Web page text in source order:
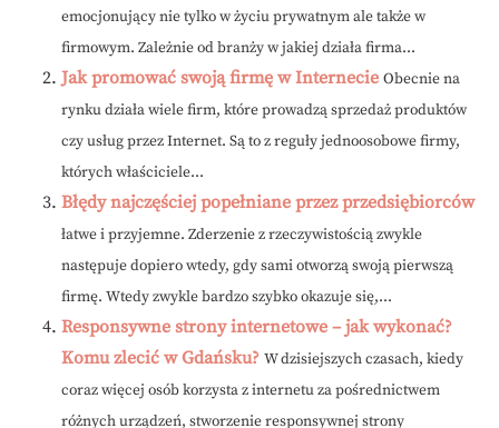
emocjonujący nie tylko w życiu prywatnym ale także w
firmowym. Zależnie od branży w jakiej działa firma...
Jak promować swoją firmę w Internecie Obecnie na
rynku działa wiele firm, które prowadzą sprzedaż produktów
czy usług przez Internet. Są to z reguły jednoosobowe firmy,
których właściciele...
Błędy najczęściej popełniane przez przedsiębiorców
łatwe i przyjemne. Zderzenie z rzeczywistością zwykle
następuje dopiero wtedy, gdy sami otworzą swoją pierwszą
firmę. Wtedy zwykle bardzo szybko okazuje się,...
Responsywne strony internetowe – jak wykonać?
Komu zlecić w Gdańsku? W dzisiejszych czasach, kiedy
coraz więcej osób korzysta z internetu za pośrednictwem
różnych urządzeń, stworzenie responsywnej strony